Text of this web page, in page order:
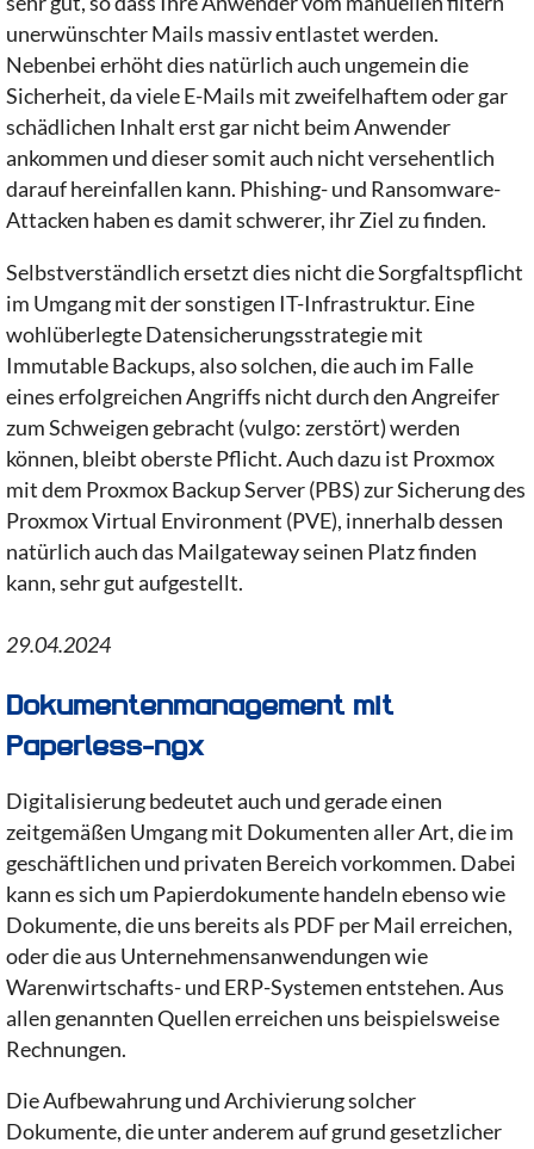
unerwünschter Mails massiv entlastet werden.
Nebenbei erhöht dies natürlich auch ungemein die
Sicherheit, da viele E-Mails mit zweifelhaftem oder gar
schädlichen Inhalt erst gar nicht beim Anwender
ankommen und dieser somit auch nicht versehentlich
darauf hereinfallen kann. Phishing- und Ransomware-
Attacken haben es damit schwerer, ihr Ziel zu finden.
Selbstverständlich ersetzt dies nicht die Sorgfaltspflicht
im Umgang mit der sonstigen IT-Infrastruktur. Eine
wohlüberlegte Datensicherungsstrategie mit
Immutable Backups, also solchen, die auch im Falle
eines erfolgreichen Angriffs nicht durch den Angreifer
zum Schweigen gebracht (vulgo: zerstört) werden
können, bleibt oberste Pflicht. Auch dazu ist Proxmox
mit dem Proxmox Backup Server (PBS) zur Sicherung des
Proxmox Virtual Environment (PVE), innerhalb dessen
natürlich auch das Mailgateway seinen Platz finden
kann, sehr gut aufgestellt.
29.04.2024
Dokumentenmanagement mit
Paperless-ngx
Digitalisierung bedeutet auch und gerade einen
zeitgemäßen Umgang mit Dokumenten aller Art, die im
geschäftlichen und privaten Bereich vorkommen. Dabei
kann es sich um Papierdokumente handeln ebenso wie
Dokumente, die uns bereits als PDF per Mail erreichen,
oder die aus Unternehmensanwendungen wie
Warenwirtschafts- und ERP-Systemen entstehen. Aus
allen genannten Quellen erreichen uns beispielsweise
Rechnungen.
Die Aufbewahrung und Archivierung solcher
Dokumente, die unter anderem auf grund gesetzlicher